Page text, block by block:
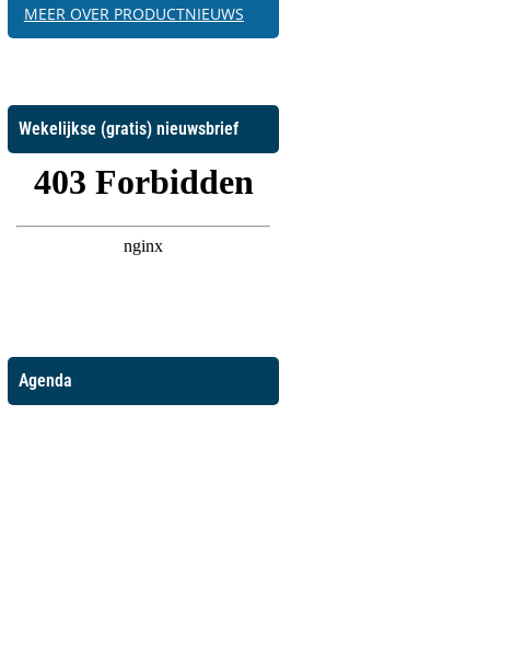
MEER OVER PRODUCTNIEUWS
Wekelijkse (gratis) nieuwsbrief
Agenda